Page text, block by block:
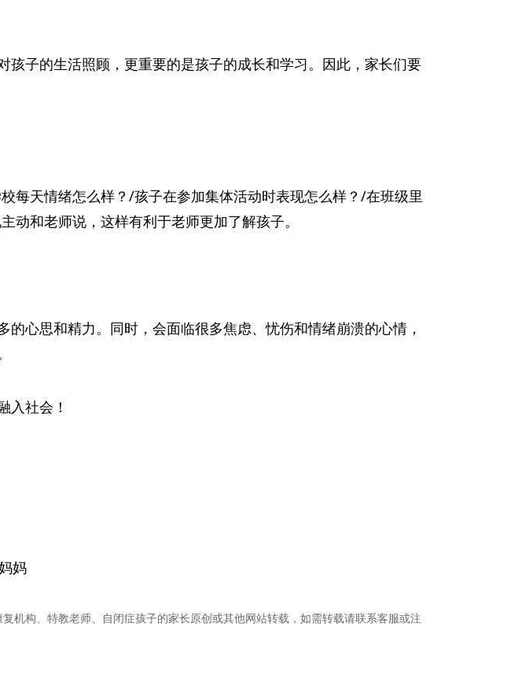
子的生活照顾，更重要的是孩子的成长和学习。因此，家长们要
每天情绪怎么样？/孩子在参加集体活动时表现怎么样？/在班级里
动和老师说，这样有利于老师更加了解孩子。
心思和精力。同时，会面临很多焦虑、忧伤和情绪崩溃的心情，
入社会！
妈
机构、特教老师、自闭症孩子的家长原创或其他网站转载，如需转载请联系客服或注